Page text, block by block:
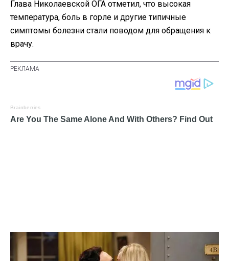
Глава Николаевской ОГА отметил, что высокая
температура, боль в горле и другие типичные
симптомы болезни стали поводом для обращения к
врачу.